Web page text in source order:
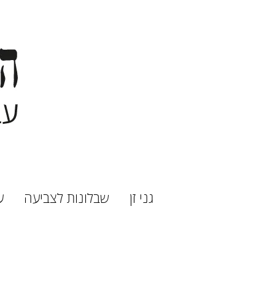
גני זן שבלונות לצביעה